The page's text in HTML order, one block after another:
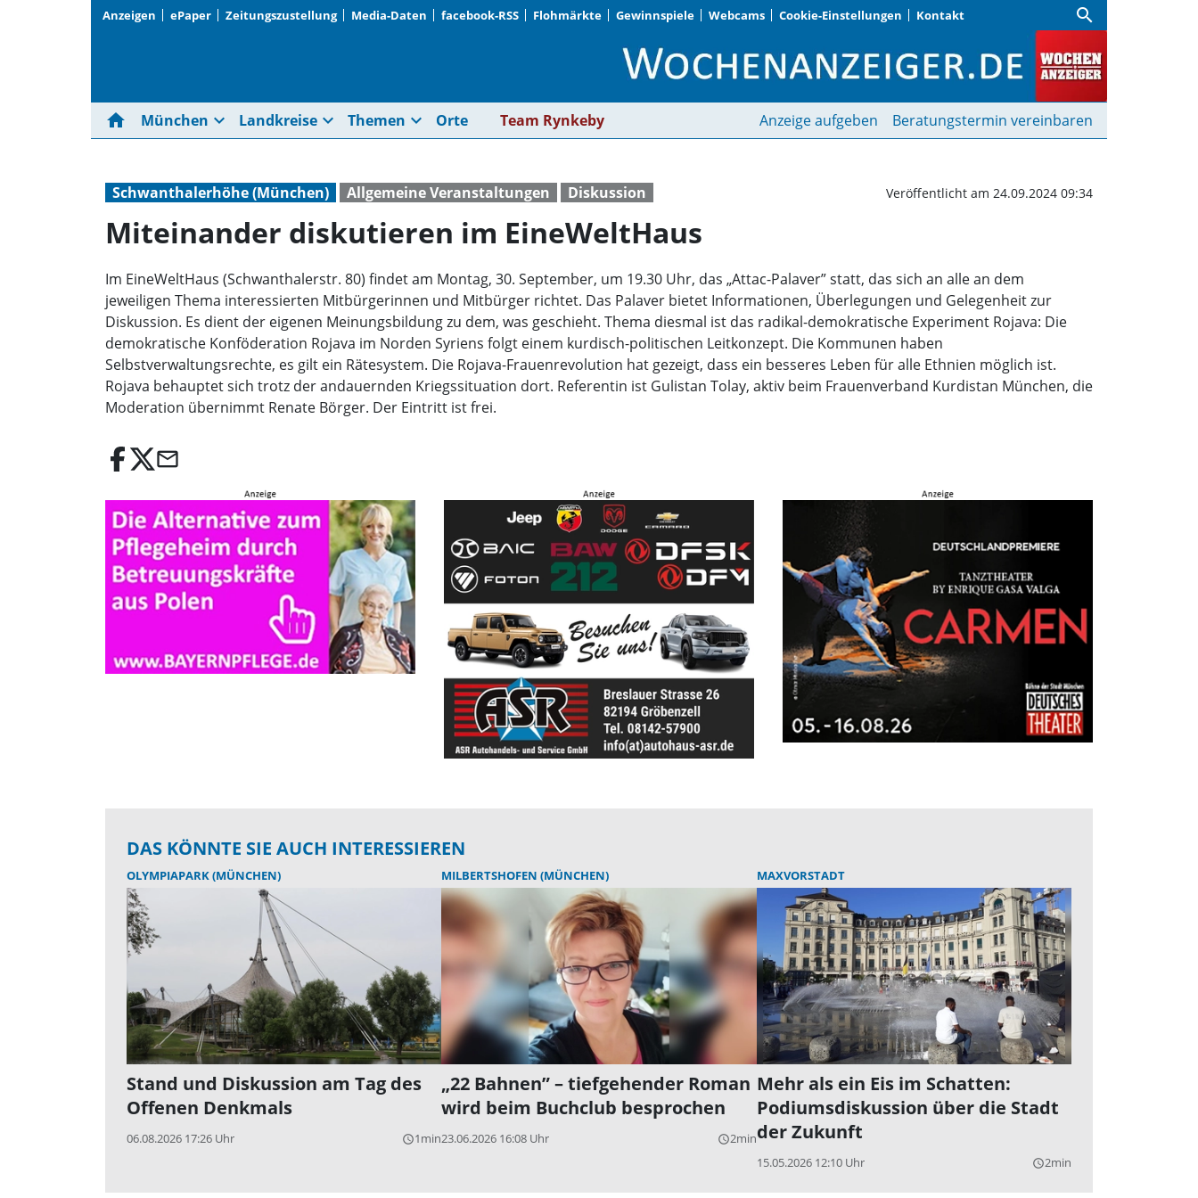
Anzeigen ePaper Zeitungszustellung Media-Daten facebook-RSS Flohmärkte Gewinnspiele Webcams Cookie-Einstellungen Kontakt search
Miteinander diskutieren im EineWeltHaus |
home München expand_more Landkreise expand_more Themen expand_more Orte Team Rynkeby Anzeige aufgeben Beratungstermin vereinbaren
Schwanthalerhöhe (München) Allgemeine Veranstaltungen Diskussion Veröffentlicht am 24.09.2024 09:34
Miteinander diskutieren im EineWeltHaus
Im EineWeltHaus (Schwanthalerstr. 80) findet am Montag, 30. September, um 19.30 Uhr, das „Attac-Palaver” statt, das sich an alle an dem
jeweiligen Thema interessierten Mitbürgerinnen und Mitbürger richtet. Das Palaver bietet Informationen, Überlegungen und Gelegenheit zur
Diskussion. Es dient der eigenen Meinungsbildung zu dem, was geschieht. Thema diesmal ist das radikal-demokratische Experiment Rojava: Die
demokratische Konföderation Rojava im Norden Syriens folgt einem kurdisch-politischen Leitkonzept. Die Kommunen haben
Selbstverwaltungsrechte, es gilt ein Rätesystem. Die Rojava-Frauenrevolution hat gezeigt, dass ein besseres Leben für alle Ethnien möglich ist.
Rojava behauptet sich trotz der andauernden Kriegssituation dort. Referentin ist Gulistan Tolay, aktiv beim Frauenverband Kurdistan München, die
Moderation übernimmt Renate Börger. Der Eintritt ist frei.
email
DAS KÖNNTE SIE AUCH INTERESSIEREN
OLYMPIAPARK (MÜNCHEN)
Stand und Diskussion am Tag des
Offenen Denkmals
06.08.2026 17:26 Uhr query_builder1min
MILBERTSHOFEN (MÜNCHEN)
„22 Bahnen” – tiefgehender Roman
wird beim Buchclub besprochen
23.06.2026 16:08 Uhr query_builder2min
MAXVORSTADT
Mehr als ein Eis im Schatten:
Podiumsdiskussion über die Stadt
der Zukunft
15.05.2026 12:10 Uhr query_builder2min